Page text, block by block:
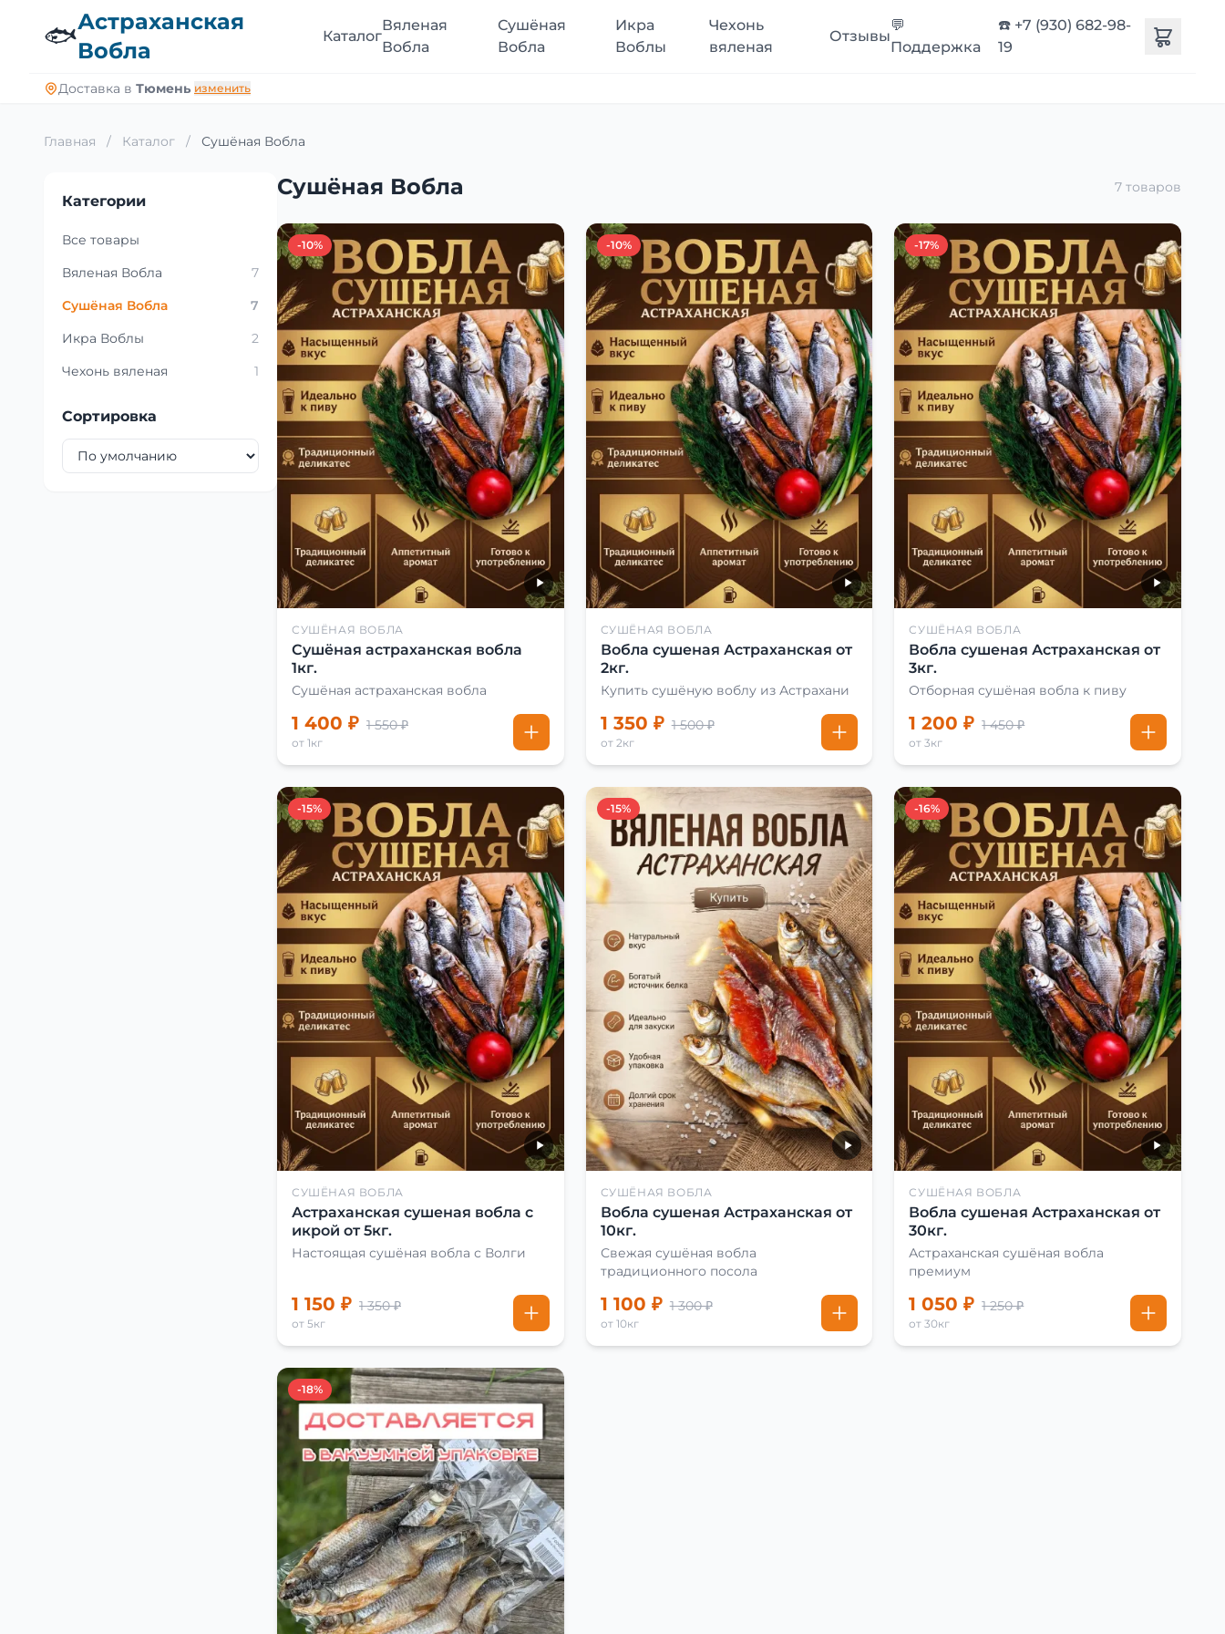
🐟Астраханская
Вобла
Каталог
Вяленая
Вобла
Сушёная
Вобла
Икра
Воблы
Чехонь
вяленая
Отзывы
💬
Поддержка
☎️ +7 (930) 682-98-
19
Доставка в Тюмень изменить
Главная / Каталог / Сушёная Вобла
Категории
Все товары
Вяленая Вобла
7
Сушёная Вобла
7
Икра Воблы
2
Чехонь вяленая
1
Сортировка
Сушёная Вобла 7 товаров
-10%
СУШЁНАЯ ВОБЛА
Сушёная астраханская вобла
1кг.
Сушёная астраханская вобла
1 400 ₽ 1 550 ₽
от 1кг
-10%
СУШЁНАЯ ВОБЛА
Вобла сушеная Астраханская от
2кг.
Купить сушёную воблу из Астрахани
1 350 ₽ 1 500 ₽
от 2кг
-17%
СУШЁНАЯ ВОБЛА
Вобла сушеная Астраханская от
3кг.
Отборная сушёная вобла к пиву
1 200 ₽ 1 450 ₽
от 3кг
-15%
СУШЁНАЯ ВОБЛА
Астраханская сушеная вобла с
икрой от 5кг.
Настоящая сушёная вобла с Волги
1 150 ₽ 1 350 ₽
от 5кг
-15%
СУШЁНАЯ ВОБЛА
Вобла сушеная Астраханская от
10кг.
Свежая сушёная вобла
традиционного посола
1 100 ₽ 1 300 ₽
от 10кг
-16%
СУШЁНАЯ ВОБЛА
Вобла сушеная Астраханская от
30кг.
Астраханская сушёная вобла
премиум
1 050 ₽ 1 250 ₽
от 30кг
-18%